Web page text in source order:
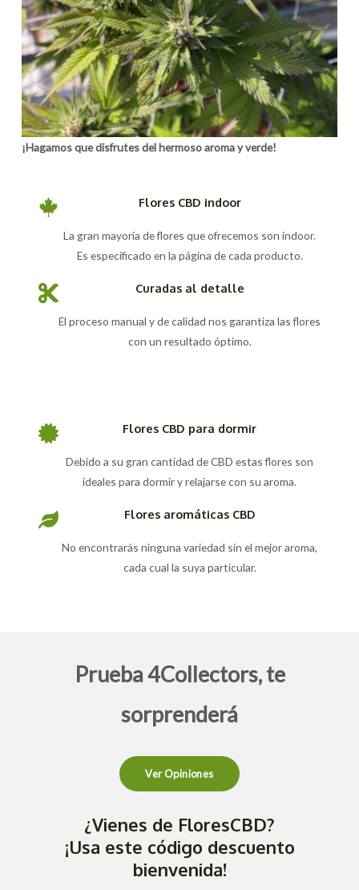
¡Hagamos que disfrutes del hermoso aroma y verde!
Flores CBD indoor
La gran mayoría de flores que ofrecemos son indoor.
Es especificado en la página de cada producto.
Curadas al detalle
El proceso manual y de calidad nos garantiza las flores
con un resultado óptimo.
Flores CBD para dormir
Debido a su gran cantidad de CBD estas flores son
ideales para dormir y relajarse con su aroma.
Flores aromáticas CBD
No encontrarás ninguna variedad sin el mejor aroma,
cada cual la suya particular.
Prueba 4Collectors, te
sorprenderá
Ver Opiniones
¿Vienes de FloresCBD?
¡Usa este código descuento
bienvenida!